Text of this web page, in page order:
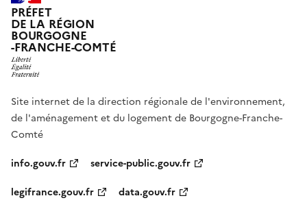
PRÉFET
DE LA RÉGION
BOURGOGNE
-FRANCHE-COMTÉ
Site internet de la direction régionale de l'environnement,
de l'aménagement et du logement de Bourgogne-Franche-
Comté
info.gouv.fr
service-public.gouv.fr
legifrance.gouv.fr
data.gouv.fr